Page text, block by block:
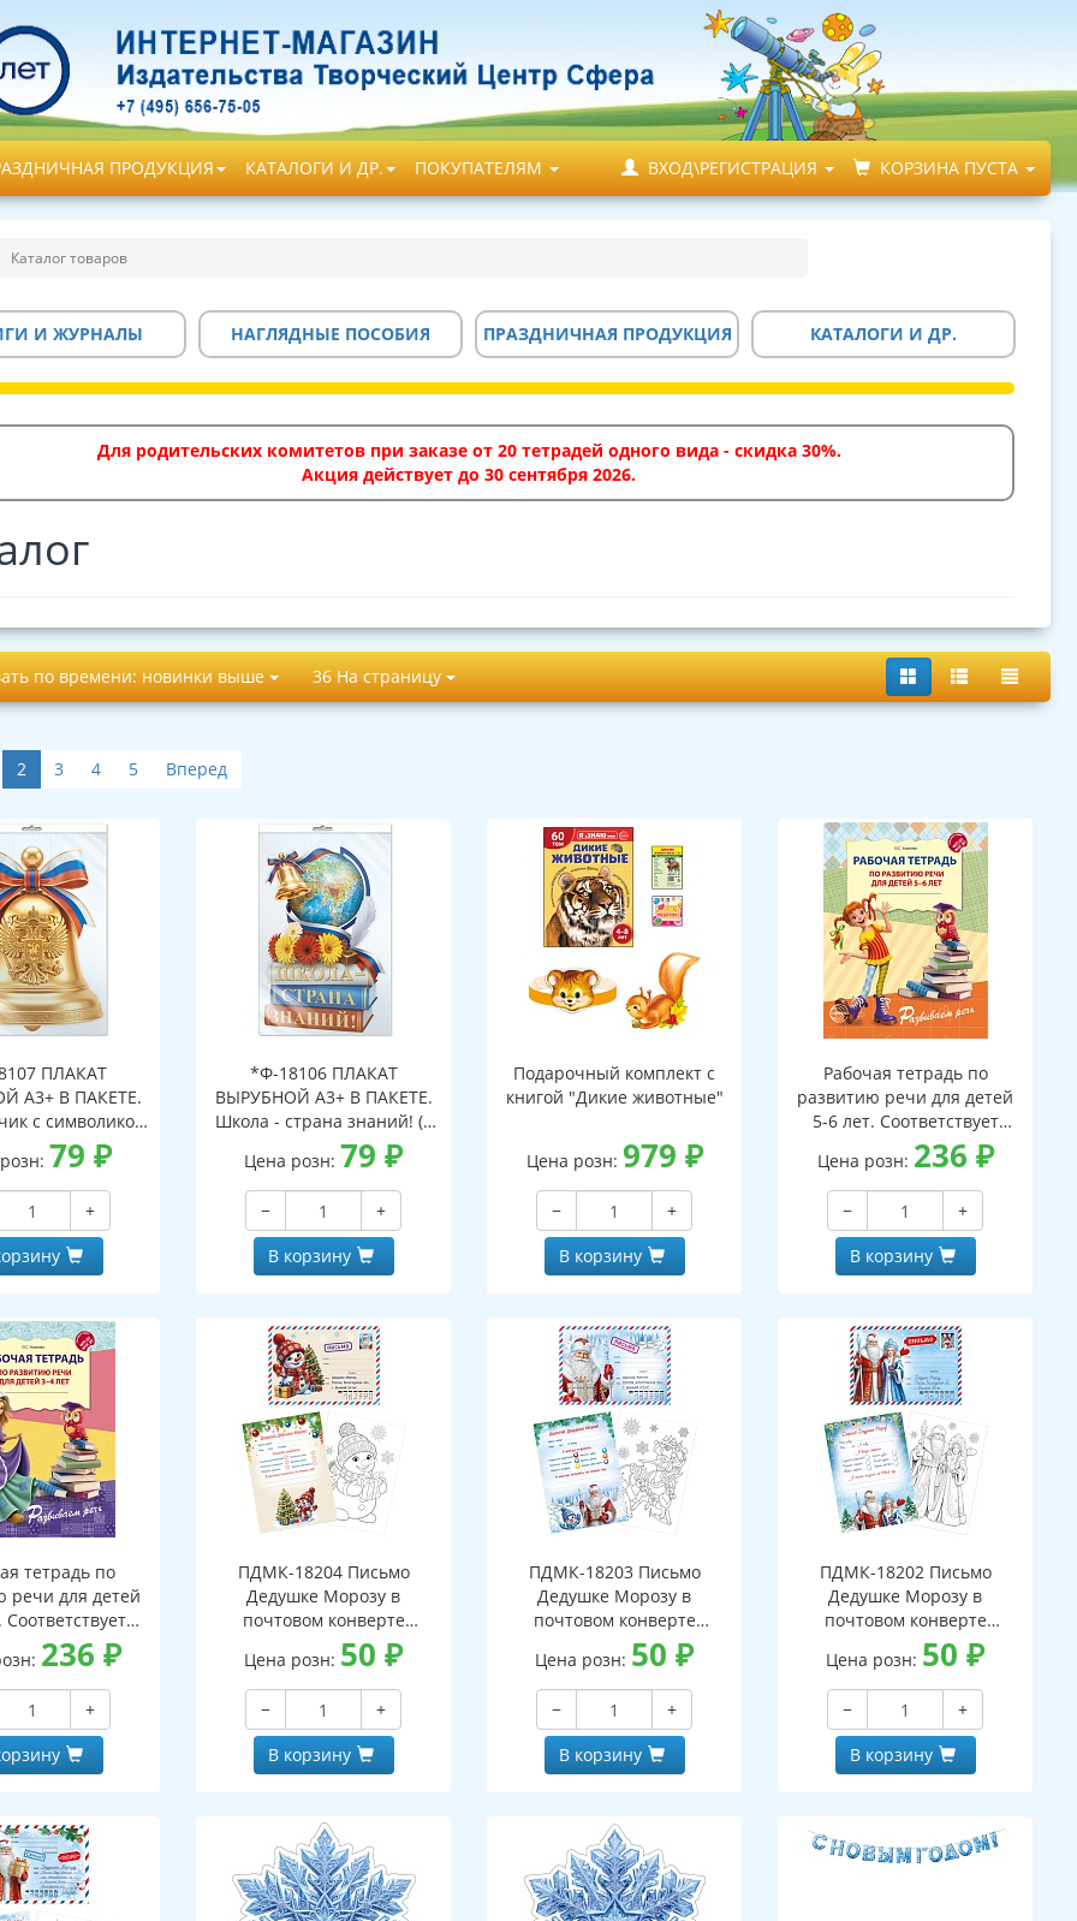
ПРОДУКЦИЯ КАТАЛОГИ И ДР. ПОКУПАТЕЛЯМ ВХОД\РЕГИСТРАЦИЯ КОРЗИНА ПУСТА
Каталог товаров
И ЖУРНАЛЫ НАГЛЯДНЫЕ ПОСОБИЯ ПРАЗДНИЧНАЯ ПРОДУКЦИЯ КАТАЛОГИ И ДР.
Для родительских комитетов при заказе от 20 тетрадей одного вида - скидка 30%.
Акция действует до 30 сентября 2026.
по времени: новинки выше 36 На страницу
2 3 4 5 Вперед
ПЛАКАТ
А3+ В ПАКЕТЕ.
с символикой
с европодвесом
клапаном,
ВД-лак)
79₽
+
*Ф-18106 ПЛАКАТ
ВЫРУБНОЙ А3+ В ПАКЕТЕ.
Школа - страна знаний! (в
индивидуальной упаковке,
с европодвесом и клеевым
клапаном, двухсторонний,
ВД-лак)
Цена розн: 79₽
−
+
В корзину
Подарочный комплект с
книгой "Дикие животные"
Цена розн: 979 ₽
−
+
В корзину
Рабочая тетрадь по
развитию речи для детей
5-6 лет. Соответствует
ФГОС ДО - 3-е изд. испр.
Цена розн: 236 ₽
−
+
В корзину
тетрадь по
речи для детей
Соответствует
- 3-е изд. испр.
236 ₽
+
ПДМК-18204 Письмо
Дедушке Морозу в
почтовом конверте
(конверт, письмо с текстом
и раскраской на обороте,
вырубная фигурка)
Цена розн: 50₽
−
+
В корзину
ПДМК-18203 Письмо
Дедушке Морозу в
почтовом конверте
(конверт, письмо с текстом
и раскраской на обороте,
вырубная фигурка)
Цена розн: 50₽
−
+
В корзину
ПДМК-18202 Письмо
Дедушке Морозу в
почтовом конверте
(конверт, письмо с текстом
и раскраской на обороте,
вырубная фигурка)
Цена розн: 50₽
−
+
В корзину